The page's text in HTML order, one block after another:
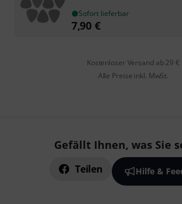
Sofort lieferbar
7,90 €
Kostenloser Versand ab 29 €
Alle Preise inkl. MwSt.
Gefällt Ihnen, was Sie
Teilen Hilfe &